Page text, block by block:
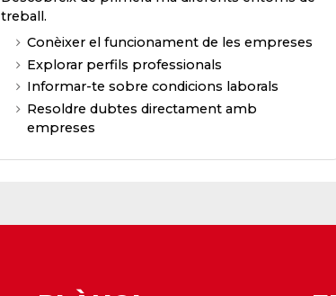
treball.
Conèixer el funcionament de les empreses
Explorar perfils professionals
Informar-te sobre condicions laborals
Resoldre dubtes directament amb
empreses